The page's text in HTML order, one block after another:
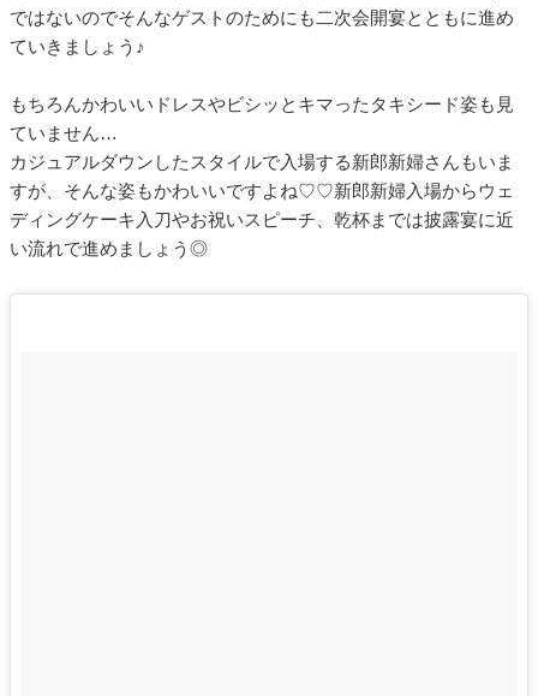
ではないのでそんなゲストのためにも二次会開宴とともに進め
ていきましょう♪
もちろんかわいいドレスやビシッとキマったタキシード姿も見
ていません…
カジュアルダウンしたスタイルで入場する新郎新婦さんもいま
すが、そんな姿もかわいいですよね♡♡新郎新婦入場からウェ
ディングケーキ入刀やお祝いスピーチ、乾杯までは披露宴に近
い流れで進めましょう◎